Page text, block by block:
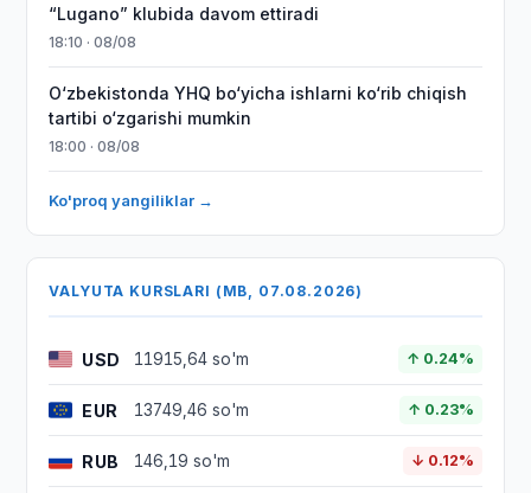
“Lugano” klubida davom ettiradi
18:10 · 08/08
O‘zbekistonda YHQ bo‘yicha ishlarni ko‘rib chiqish
tartibi o‘zgarishi mumkin
18:00 · 08/08
Ko'proq yangiliklar →
VALYUTA KURSLARI (MB, 07.08.2026)
USD 11915,64 so'm ↑ 0.24%
EUR 13749,46 so'm ↑ 0.23%
RUB 146,19 so'm ↓ 0.12%